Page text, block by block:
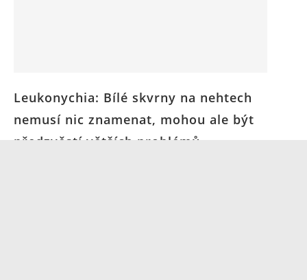
Leukonychia: Bílé skvrny na nehtech
nemusí nic znamenat, mohou ale být
předzvěstí větších problémů